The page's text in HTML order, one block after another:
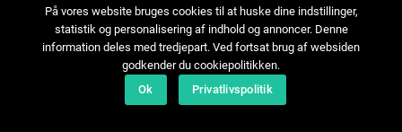
På vores website bruges cookies til at huske dine indstillinger,
statistik og personalisering af indhold og annoncer. Denne
information deles med tredjepart. Ved fortsat brug af websiden
godkender du cookiepolitikken.
Ok
Privatlivspolitik